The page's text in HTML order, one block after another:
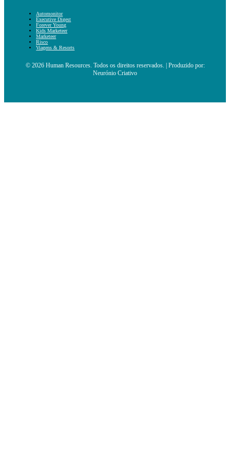
Automonitor
Executive Digest
Forever Young
Kids Marketeer
Marketeer
Risco
Viagens & Resorts
© 2026 Human Resources. Todos os direitos reservados. | Produzido por:
Neurónio Criativo